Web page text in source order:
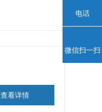
查看详情
电话
微信扫一扫